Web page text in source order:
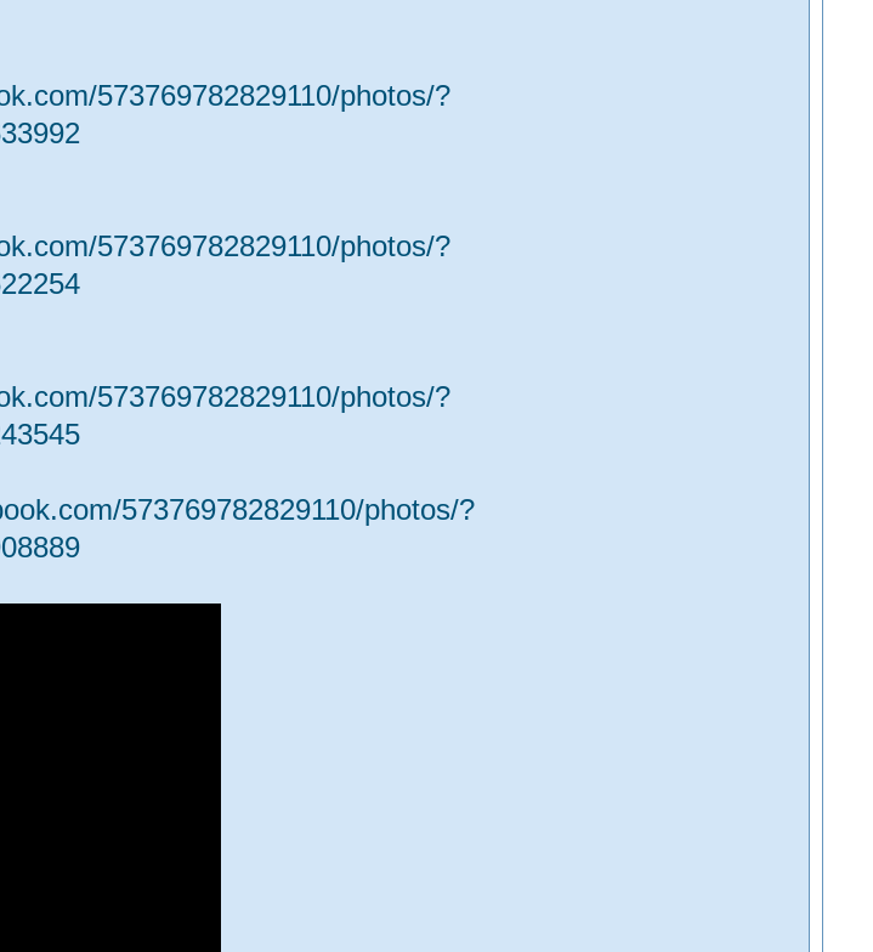
573769782829110/photos/?
573769782829110/photos/?
573769782829110/photos/?
573769782829110/photos/?